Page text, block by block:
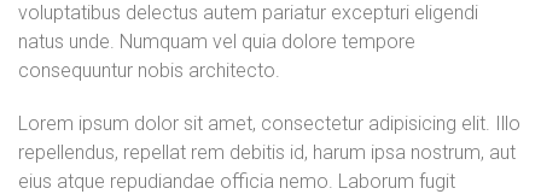
voluptatibus delectus autem pariatur excepturi eligendi
natus unde. Numquam vel quia dolore tempore
consequuntur nobis architecto.
Lorem ipsum dolor sit amet, consectetur adipisicing elit. Illo
repellendus, repellat rem debitis id, harum ipsa nostrum, aut
eius atque repudiandae officia nemo. Laborum fugit